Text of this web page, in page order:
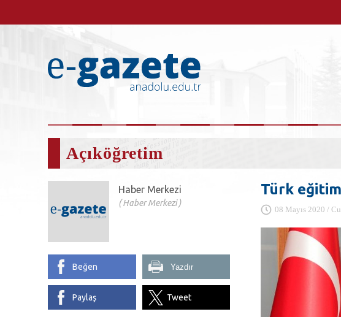
Açıköğretim
Türk
08 Mayıs 2020 /
Haber Merkezi
Haber Merkezi
Beğen Yazdır
Paylaş Tweet